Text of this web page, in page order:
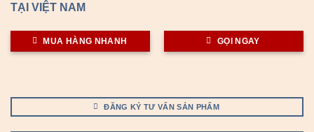
TẠI VIỆT NAM
MUA HÀNG NHANH GỌI NGAY
ĐĂNG KÝ TƯ VẤN SẢN PHẨM